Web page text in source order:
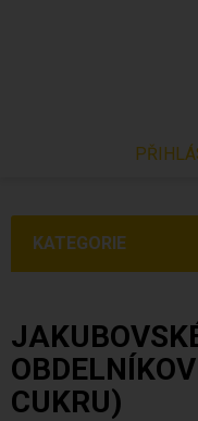
KATEGORIE
CUKRU)